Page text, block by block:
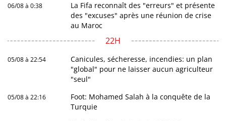
06/08 à 0:38
La Fifa reconnaît des "erreurs" et présente
des "excuses" après une réunion de crise
au Maroc
22H
05/08 à 22:54
Canicules, sécheresse, incendies: un plan
"global" pour ne laisser aucun agriculteur
"seul"
05/08 à 22:16
Foot: Mohamed Salah à la conquête de la
Turquie